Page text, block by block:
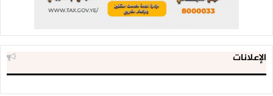
الإعلانات